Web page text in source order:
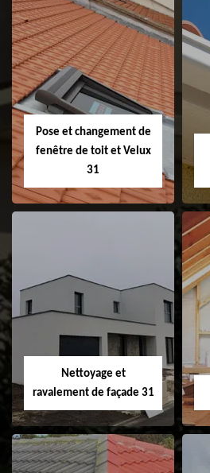
Couvreur 31
Pose et changement de
fenêtre de toit et Velux
31
Pose et
changement de
fenêtre de toit et
Velux 31
Nettoyage et
ravalement de façade 31